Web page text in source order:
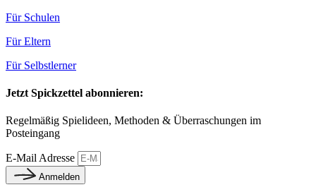
Für Schulen
Für Eltern
Für Selbstlerner
Jetzt Spickzettel abonnieren:
Regelmäßig Spielideen, Methoden & Überraschungen im
Posteingang
E-Mail Adresse
Anmelden